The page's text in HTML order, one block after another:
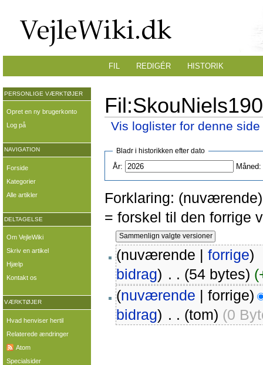
Vis loglister for denne side
Bladr i historikken efter dato
År:
Måned:
Forklaring:
= forskel til den forrige
(nuværende |forrige)
bidrag) . . (54 bytes)
(nuværende | forrige)
bidrag) . . (tom) (0
FIL REDIGÉR HISTORIK
PERSONLIGE VÆRKTØJER
Opret en ny brugerkonto
Log på
NAVIGATION
Forside
Kategorier
Alle artikler
DELTAGELSE
Om VejleWiki
Skriv en artikel
Hjælp
Kontakt os
VÆRKTØJER
Hvad henviser hertil
Relaterede ændringer
Atom
Specialsider